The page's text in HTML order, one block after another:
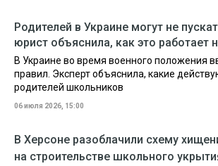
Родителей в Украине могут не
юрист объяснила, как это работает
В Украине во время военного положения
правил. Эксперт объяснила, какие
родителей школьников
06 июля 2026, 15:00
В Херсоне разоблачили схему
на строительстве школьного